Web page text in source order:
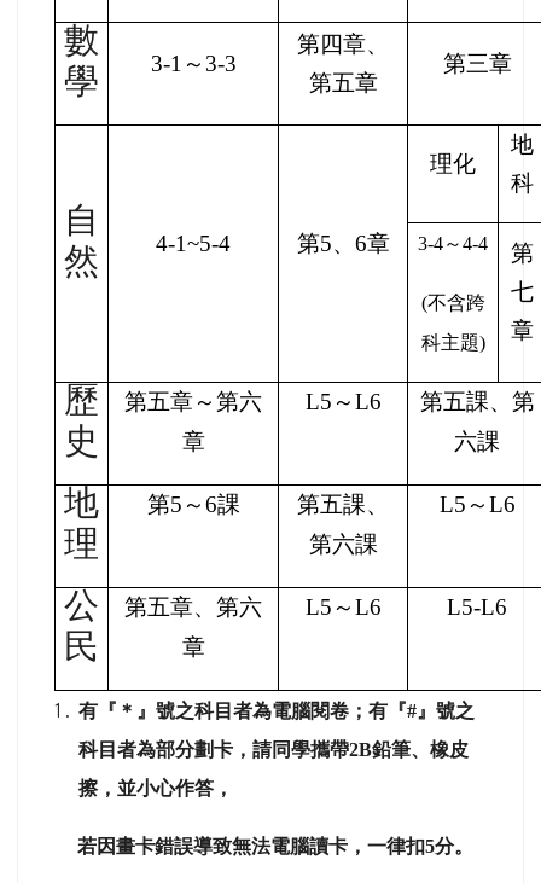
數
學
3-1 ～3-3
第四章、
第五章
第三章
自
然
4-1~5-4 第5、6章
理化
地
科
3-4～4-4
(不含跨
科主題)
第
七
章
歷
史
第五章～第六
章
L5 ～L6
第五課、第
六課
地
理
第5～6課
第五課、
第六課
L5 ～L6
公
民
第五章、第六
章
L5 ～L6 L5-L6
有『＊』號之科目者為電腦閱卷；有『#』號之
科目者為部分劃卡，請同學攜帶2B鉛筆、橡皮
擦，並小心作答，
若因畫卡錯誤導致無法電腦讀卡，一律扣5分。